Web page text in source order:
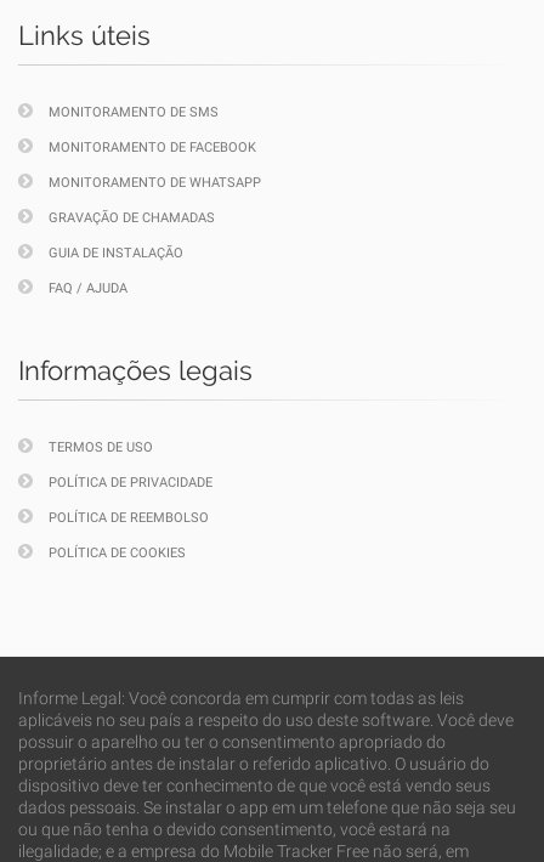
Links úteis
MONITORAMENTO DE SMS
MONITORAMENTO DE FACEBOOK
MONITORAMENTO DE WHATSAPP
GRAVAÇÃO DE CHAMADAS
GUIA DE INSTALAÇÃO
FAQ / AJUDA
Informações legais
TERMOS DE USO
POLÍTICA DE PRIVACIDADE
POLÍTICA DE REEMBOLSO
POLÍTICA DE COOKIES
Informe Legal: Você concorda em cumprir com todas as leis
aplicáveis no seu país a respeito do uso deste software. Você deve
possuir o aparelho ou ter o consentimento apropriado do
proprietário antes de instalar o referido aplicativo. O usuário do
dispositivo deve ter conhecimento de que você está vendo seus
dados pessoais. Se instalar o app em um telefone que não seja seu
ou que não tenha o devido consentimento, você estará na
ilegalidade; e a empresa do Mobile Tracker Free não será, em